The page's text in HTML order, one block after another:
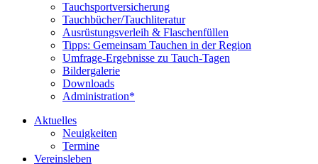
Tauchsportversicherung
Tauchbücher/Tauchliteratur
Ausrüstungsverleih & Flaschenfüllen
Tipps: Gemeinsam Tauchen in der Region
Umfrage-Ergebnisse zu Tauch-Tagen
Bildergalerie
Downloads
Administration*
Aktuelles
Neuigkeiten
Termine
Vereinsleben